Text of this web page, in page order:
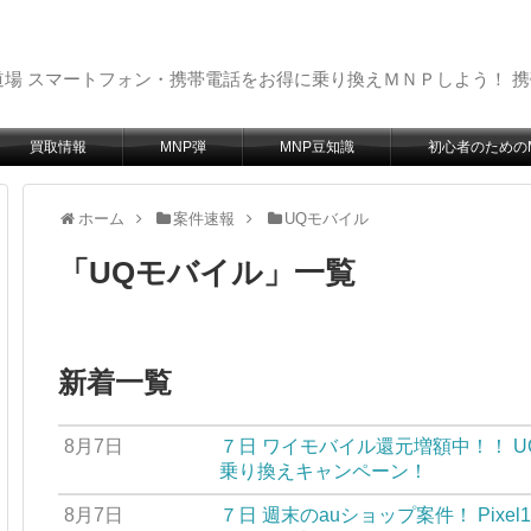
スマートフォン・携帯電話をお得に乗り換えＭＮＰしよう！
買取情報 MNP弾 MNP豆知識 初心者のための
ホーム 案件速報 UQモバイル
「 UQモバイル 」 一覧
新着一覧
8月7日
７日 ワイモバイル還元増額中！！
乗り換えキャンペーン！
8月7日
７日 週末のauショップ案件！